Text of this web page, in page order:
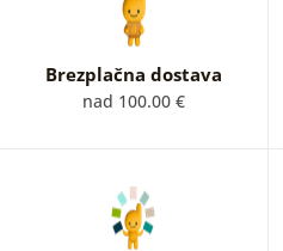
Brezplačna dostava
nad 100.00 €